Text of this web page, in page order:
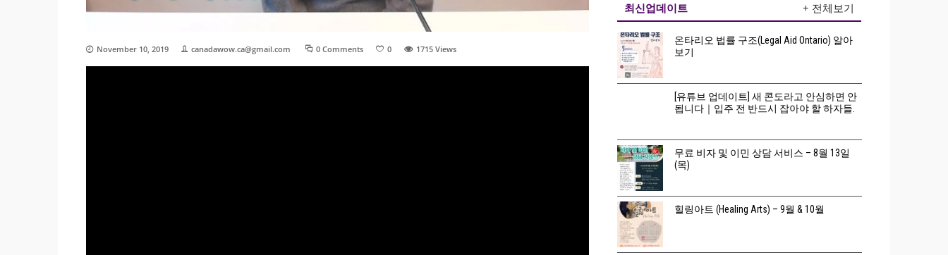
November 10, 2019 canadawow.ca@gmail.com 0 Comments 0 1715 Views
최신업데이트 + 전체보기
온타리오 법률 구조(Legal Aid Ontario) 알아
보기
[유튜브 업데이트] 새 콘도라고 안심하면 안
됩니다｜입주 전 반드시 잡아야 할 하자들.
무료 비자 및 이민 상담 서비스 – 8월 13일
(목)
힐링아트 (Healing Arts) – 9월 & 10월